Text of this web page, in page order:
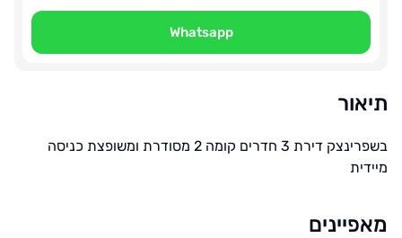
Whatsapp
תיאור
בשפרינצק דירת 3 חדרים קומה 2 מסודרת ומשופצת כניסה
מיידית
מאפיינים